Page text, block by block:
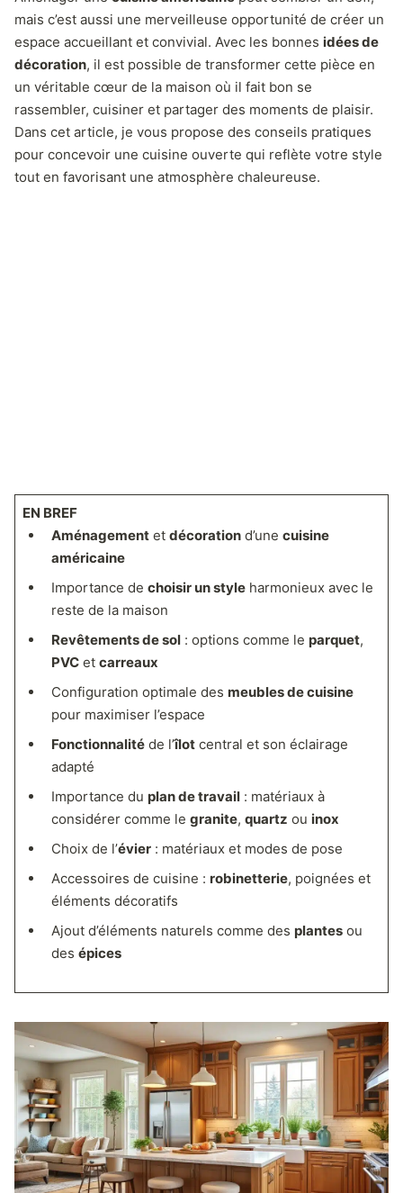
mais c’est aussi une merveilleuse opportunité de créer un
espace accueillant et convivial. Avec les bonnes idées de
décoration, il est possible de transformer cette pièce en
un véritable cœur de la maison où il fait bon se
rassembler, cuisiner et partager des moments de plaisir.
Dans cet article, je vous propose des conseils pratiques
pour concevoir une cuisine ouverte qui reflète votre style
tout en favorisant une atmosphère chaleureuse.
EN BREF
Aménagementet décorationd’une cuisine
américaine
Importance de choisir un styleharmonieux avec le
reste de la maison
Revêtements de sol: options comme le parquet,
PVCet carreaux
Configuration optimale des meubles de cuisine
pour maximiser l’espace
Fonctionnalitéde l’îlotcentral et son éclairage
adapté
Importance du plan de travail: matériaux à
considérer comme le granite, quartz ou inox
Choix de l’évier: matériaux et modes de pose
Accessoires de cuisine : robinetterie, poignées et
éléments décoratifs
Ajout d’éléments naturels comme des plantesou
des épices